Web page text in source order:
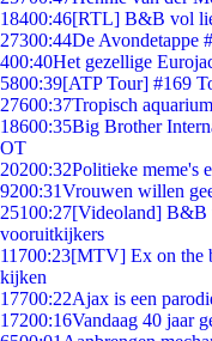
18400:46[RTL] B&B vol
27300:44De Avondetappe
400:40Het gezellige
5800:39[ATP Tour] #169
27600:37Tropisch
18600:35Big Brother
OT
20200:32Politieke meme's
9200:31Vrouwen willen
25100:27[Videoland] B&B
vooruitkijkers
11700:23[MTV] Ex on the
kijken
17700:22Ajax is een
17200:16Vandaag 40 jaar